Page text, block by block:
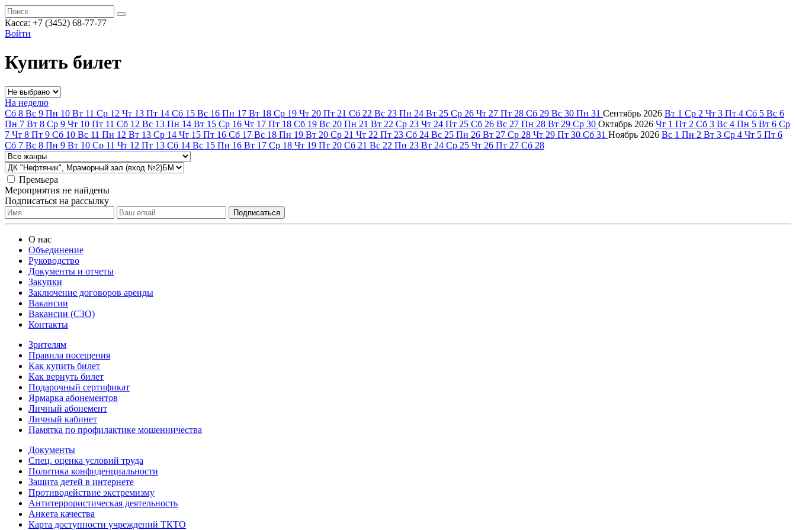
Касса: +7 (3452) 68-77-77
Войти
Купить билет
На неделю
Сб 8 Вс 9 Пн 10 Вт 11 Ср 12 Чт 13 Пт 14 Сб 15 Вс 16 Пн 17 Вт 18 Ср 19 Чт 20 Пт 21 Сб 22 Вс 23 Пн 24 Вт 25 Ср 26 Чт 27 Пт 28 Сб 29 Вс 30 Пн 31 Сентябрь 2026 Вт 1 Ср 2 Чт 3 Пт 4 Сб 5 Вс 6
Пн 7 Вт 8 Ср 9 Чт 10 Пт 11 Сб 12 Вс 13 Пн 14 Вт 15 Ср 16 Чт 17 Пт 18 Сб 19 Вс 20 Пн 21 Вт 22 Ср 23 Чт 24 Пт 25 Сб 26 Вс 27 Пн 28 Вт 29 Ср 30 Октябрь 2026 Чт 1 Пт 2 Сб 3 Вс 4 Пн 5 Вт 6 Ср
7 Чт 8 Пт 9 Сб 10 Вс 11 Пн 12 Вт 13 Ср 14 Чт 15 Пт 16 Сб 17 Вс 18 Пн 19 Вт 20 Ср 21 Чт 22 Пт 23 Сб 24 Вс 25 Пн 26 Вт 27 Ср 28 Чт 29 Пт 30 Сб 31 Ноябрь 2026 Вс 1 Пн 2 Вт 3 Ср 4 Чт 5 Пт 6
Сб 7 Вс 8 Пн 9 Вт 10 Ср 11 Чт 12 Пт 13 Сб 14 Вс 15 Пн 16 Вт 17 Ср 18 Чт 19 Пт 20 Сб 21 Вс 22 Пн 23 Вт 24 Ср 25 Чт 26 Пт 27 Сб 28
Премьера
Мероприятия не найдены
Подписаться на рассылку
О нас
Объединение
Руководство
Документы и отчеты
Закупки
Заключение договоров аренды
Вакансии
Вакансии (СЗО)
Контакты
Зрителям
Правила посещения
Как купить билет
Как вернуть билет
Подарочный сертификат
Ярмарка абонементов
Личный абонемент
Личный кабинет
Памятка по профилактике мошенничества
Документы
Спец. оценка условий труда
Политика конфиденциальности
Защита детей в интернете
Противодействие экстремизму
Антитеррористическая деятельность
Анкета качества
Карта доступности учреждений ТКТО